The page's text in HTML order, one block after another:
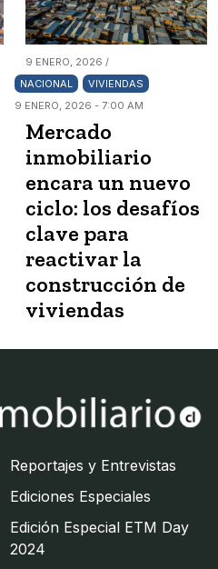
9 ENERO, 2026 /
NACIONAL
VIVIENDAS
9 ENERO, 2026 - 7:00 AM
Mercado
inmobiliario
encara un nuevo
ciclo: los desafíos
clave para
reactivar la
construcción de
viviendas
Reportajes y Entrevistas
Ediciones Especiales
Edición Especial ETM Day
2024